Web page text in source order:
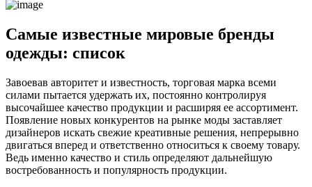
Самые известные мировые бренды
одежды: список
Завоевав авторитет и известность, торговая марка всеми
силами пытается удержать их, постоянно контролируя
высочайшее качество продукции и расширяя ее ассортимент.
Появление новых конкурентов на рынке моды заставляет
дизайнеров искать свежие креативные решения, непрерывно
двигаться вперед и ответственно относиться к своему товару.
Ведь именно качество и стиль определяют дальнейшую
востребованность и популярность продукции.